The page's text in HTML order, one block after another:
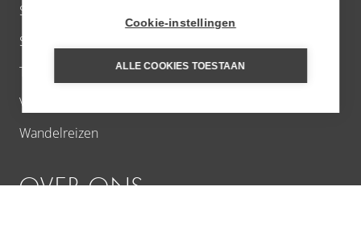
Short breaks
Strand
Treinreizen
Virtuoso voordelen
Wandelreizen
OVER ONS
Cookie-instellingen
ALLE COOKIES TOESTAAN